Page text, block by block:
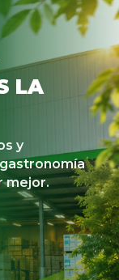
LA
y
mejor.